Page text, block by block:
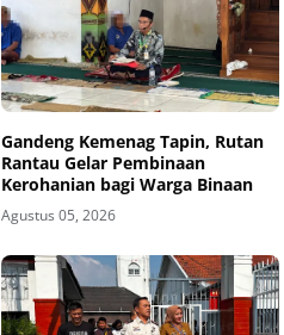
Gandeng Kemenag Tapin, Rutan
Rantau Gelar Pembinaan
Kerohanian bagi Warga Binaan
Agustus 05, 2026